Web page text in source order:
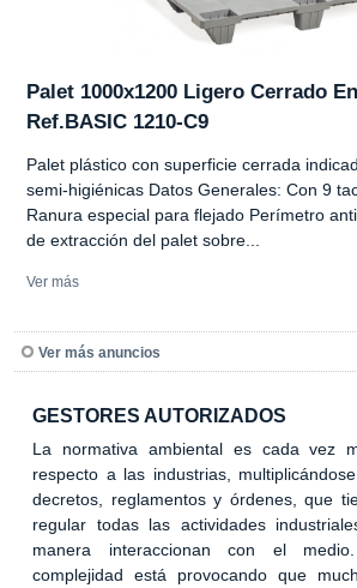
Palet 1000x1200 Ligero Cerrado
Ref.BASIC 1210-C9
Palet plástico con superficie cerrada
semi-higiénicas Datos Generales: Con 9
Ranura especial para flejado Perímetro
de extracción del palet sobre...
Ver más
Ver más anuncios
GESTORES AUTORIZADOS
La normativa ambiental es cada vez
respecto a las industrias,
decretos, reglamentos y órdenes, que
regular todas las actividades
manera interaccionan con el
complejidad está provocando que